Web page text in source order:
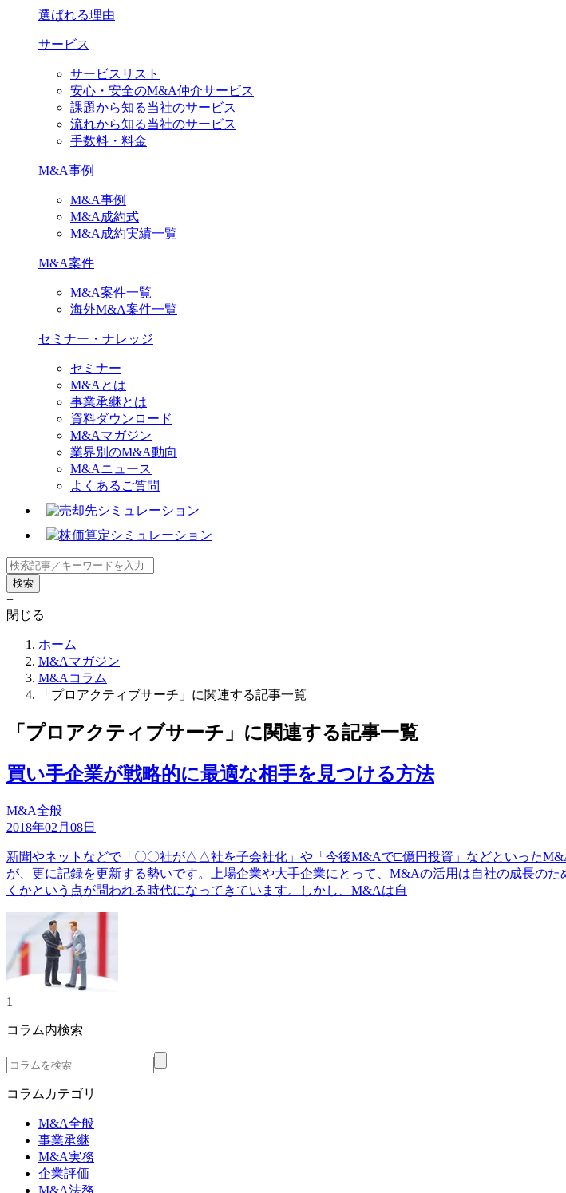
選ばれる理由
サービス
サービスリスト
安心・安全のM&A仲介サービス
課題から知る当社のサービス
流れから知る当社のサービス
手数料・料金
M&A事例
M&A事例
M&A成約式
M&A成約実績一覧
M&A案件
M&A案件一覧
海外M&A案件一覧
セミナー・ナレッジ
セミナー
M&Aとは
事業承継とは
資料ダウンロード
M&Aマガジン
業界別のM&A動向
M&Aニュース
よくあるご質問
+
閉じる
ホーム
M&Aマガジン
M&Aコラム
「プロアクティブサーチ」に関連する記事一覧
「プロアクティブサーチ」に関連する記事一覧
買い手企業が戦略的に最適な相手を見つける方法
M&A全般
2018年02月08日
新聞やネットなどで「〇〇社が△△社を子会社化」や「今後M&Aで□億円投資」などといった
が、更に記録を更新する勢いです。上場企業や大手企業にとって、M&Aの活用は自社の成長の
くかという点が問われる時代になってきています。しかし、M&Aは自
1
コラム内検索
コラムカテゴリ
M&A全般
事業承継
M&A実務
企業評価
M&A法務